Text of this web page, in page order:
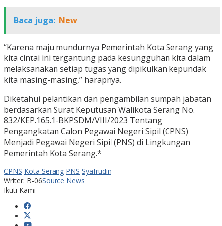
Baca juga: New
“Karena maju mundurnya Pemerintah Kota Serang yang
kita cintai ini tergantung pada kesungguhan kita dalam
melaksanakan setiap tugas yang dipikulkan kepundak
kita masing-masing,” harapnya.
Diketahui pelantikan dan pengambilan sumpah jabatan
berdasarkan Surat Keputusan Walikota Serang No.
832/KEP.165.1-BKPSDM/VIII/2023 Tentang
Pengangkatan Calon Pegawai Negeri Sipil (CPNS)
Menjadi Pegawai Negeri Sipil (PNS) di Lingkungan
Pemerintah Kota Serang.*
CPNS Kota Serang PNS Syafrudin
Writer: B-06Source News
Ikuti Kami